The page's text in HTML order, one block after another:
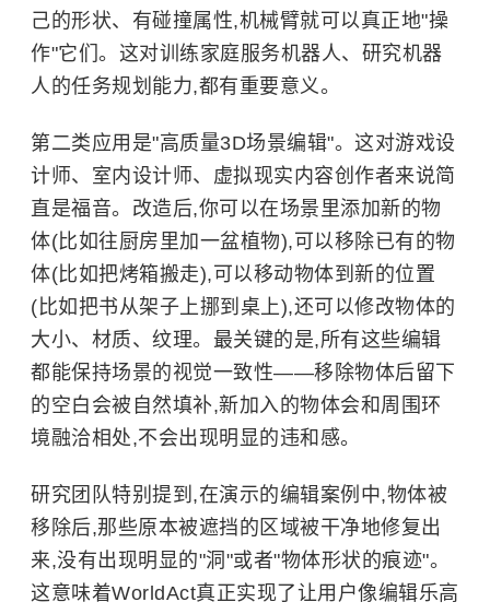
己的形状、有碰撞属性,机械臂就可以真正地"操
作"它们。这对训练家庭服务机器人、研究机器
人的任务规划能力,都有重要意义。
第二类应用是"高质量3D场景编辑"。这对游戏设
计师、室内设计师、虚拟现实内容创作者来说简
直是福音。改造后,你可以在场景里添加新的物
体(比如往厨房里加一盆植物),可以移除已有的物
体(比如把烤箱搬走),可以移动物体到新的位置
(比如把书从架子上挪到桌上),还可以修改物体的
大小、材质、纹理。最关键的是,所有这些编辑
都能保持场景的视觉一致性——移除物体后留下
的空白会被自然填补,新加入的物体会和周围环
境融洽相处,不会出现明显的违和感。
研究团队特别提到,在演示的编辑案例中,物体被
移除后,那些原本被遮挡的区域被干净地修复出
来,没有出现明显的"洞"或者"物体形状的痕迹"。
这意味着WorldAct真正实现了让用户像编辑乐高